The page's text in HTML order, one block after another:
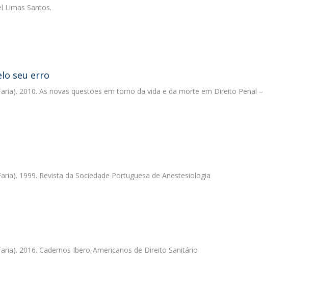
Limas Santos.
seu erro
2010. As novas questões em torno da vida e da morte em Direito Penal –
1999. Revista da Sociedade Portuguesa de Anestesiologia
2016. Cadernos Ibero-Americanos de Direito Sanitário